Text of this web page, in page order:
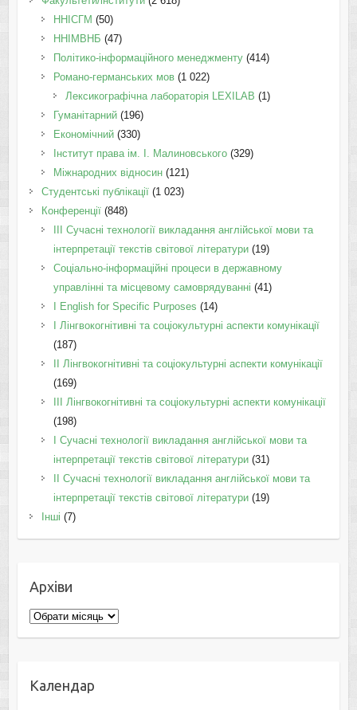
ННІСГМ (50)
ННІМВНБ (47)
Політико-інформаційного менеджменту(414)
Романо-германських мов(1 022)
Лексикографічна лабораторія LEXILAB (1)
Гуманітарний(196)
Економічний(330)
Інститут права ім. І. Малиновського(329)
Міжнародних відносин(121)
Студентські публікації(1 023)
Конференції(848)
III Сучасні технології викладання англійської мови та
інтерпретації текстів світової літератури(19)
Соціально-інформаційні процеси в державному
управлінні та місцевому самоврядуванні (41)
І English for Specific Purposes (14)
I Лінгвокогнітивні та соціокультурні аспекти комунікації
(187)
IІ Лінгвокогнітивні та соціокультурні аспекти комунікації
(169)
IІI Лінгвокогнітивні та соціокультурні аспекти комунікації
(198)
I Cучасні технології викладання англійської мови та
інтерпретації текстів світової літератури(31)
II Cучасні технології викладання англійської мови та
інтерпретації текстів світової літератури(19)
Інші (7)
Архіви
Архіви
Календар